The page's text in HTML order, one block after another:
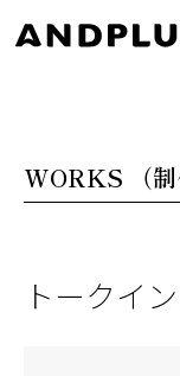
WORKS （
トークイ